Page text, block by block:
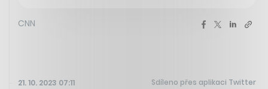
CNN
21. 10. 2023 07:11 Sdíleno přes aplikaci Twitter